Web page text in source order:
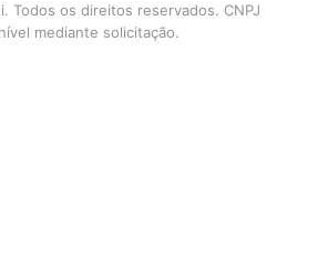
Todos os direitos reservados. CNPJ
mediante solicitação.